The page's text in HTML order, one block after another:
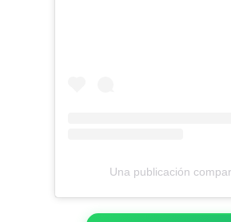
Una publicación